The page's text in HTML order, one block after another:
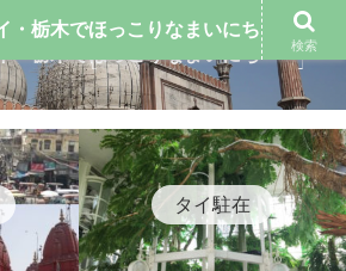
タイ駐在
・栃木でほっこりなまいにち
検索